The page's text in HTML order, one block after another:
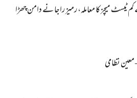
ٹیسٹ میچز کا معاملہ، رمیز راجا نے دامن چھڑا
نظامی